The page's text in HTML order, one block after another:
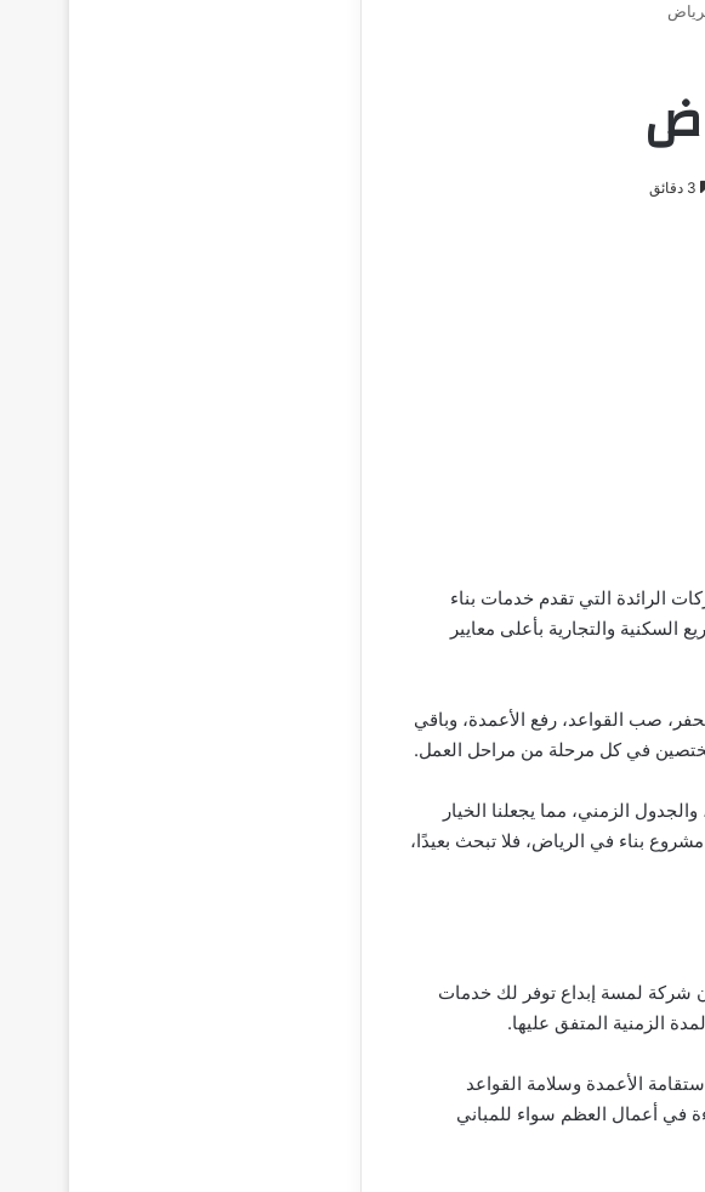
الرائدة التي تقدم خدمات بناء
والتجارية بأعلى معايير
صب القواعد، رفع الأعمدة، وباقي
مختصين في كل مرحلة من مراحل العمل.
الزمني، مما يجعلنا الخيار
بناء في الرياض، فلا تبحث بعيدًا،
شركة لمسة إبداع توفر لك خدمات
الزمنية المتفق عليها.
الأعمدة وسلامة القواعد
في أعمال العظم سواء للمباني